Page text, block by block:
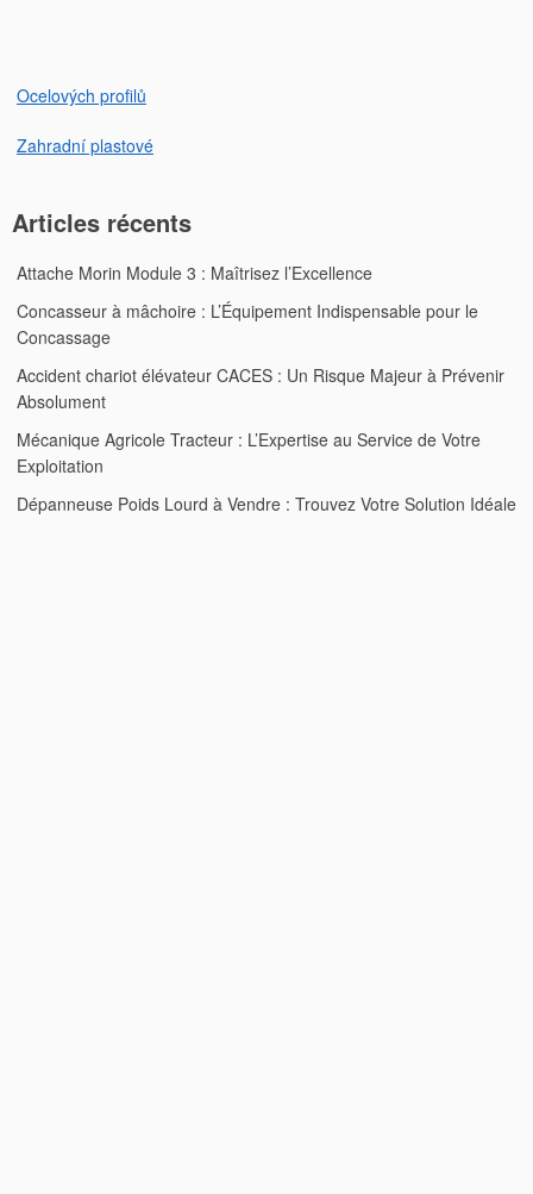
Ocelových profilů
Zahradní plastové
Articles récents
Attache Morin Module 3 : Maîtrisez l’Excellence
Concasseur à mâchoire : L’Équipement Indispensable pour le
Concassage
Accident chariot élévateur CACES : Un Risque Majeur à Prévenir
Absolument
Mécanique Agricole Tracteur : L’Expertise au Service de Votre
Exploitation
Dépanneuse Poids Lourd à Vendre : Trouvez Votre Solution Idéale